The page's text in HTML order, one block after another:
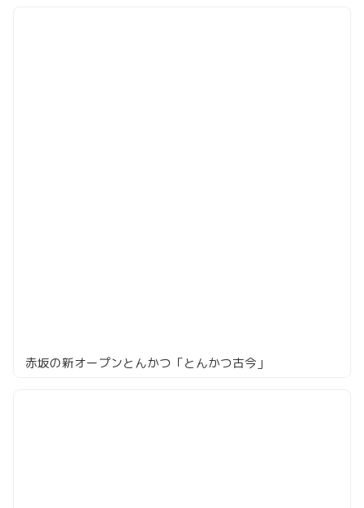
赤坂の新オープンとんかつ「とんかつ古今」